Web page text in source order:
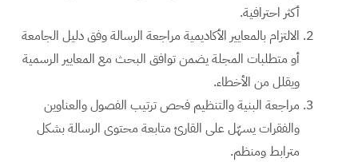
أكثر احترافية.
الالتزام بالمعايير الأكاديمية مراجعة الرسالة وفق دليل الجامعة
أو متطلبات المجلة يضمن توافق البحث مع المعايير الرسمية
ويقلل من الأخطاء.
مراجعة البنية والتنظيم فحص ترتيب الفصول والعناوين
والفقرات يسهّل على القارئ متابعة محتوى الرسالة بشكل
مترابط ومنظم.